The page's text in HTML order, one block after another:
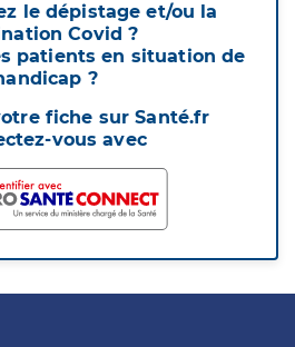
le dépistage et/ou la
Covid ?
patients en situation de
?
fiche sur Santé.fr
vous avec